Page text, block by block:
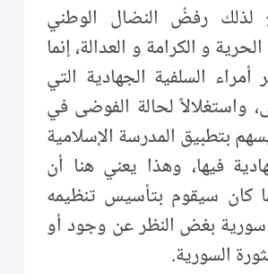
لذلك رفضُ النضال الوطني
و الكرامة و العدالة، إنما
أمراء السلفية الجهادية التي
واستغلالاً لحالة الفوضى في
بتطبيق المدرسة الإسلامية
فيها، وهذا يعني هنا أن
كان سيقوم بتأسيس تنظيمه
بغض النظر عن وجود أو
السورية.